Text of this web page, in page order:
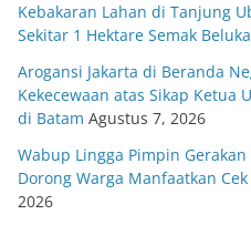
Kebakaran Lahan di Tanjung
Sekitar 1 Hektare Semak
Arogansi Jakarta di Beranda
Kekecewaan atas Sikap Ketua
di Batam Agustus 7, 2026
Wabup Lingga Pimpin
Dorong Warga Manfaatkan
2026